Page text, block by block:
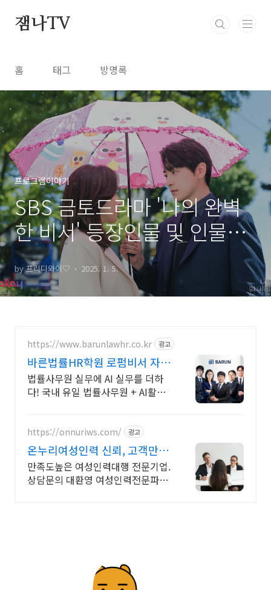
잼나TV
홈 태그 방명록
프로그램이야기
SBS 금토드라마 '나의 완벽
한 비서' 등장인물 및 인물관
계도 총정리 💕
by 프리디와이♡ 2025. 1. 5.
https://www.barunlawhr.co.kr 광고
바른법률HR학원 로펌비서 자격
증 국비과정
법률사무원 실무에 AI 실무를 더하
다! 국내 유일 법률사무원 + AI활용
https://onnuriws.com/ 광고
온누리여성인력 신뢰, 고객만
족, 서비스
만족도높은 여성인력대행 전문기업.
상담문의 대환영 여성인력전문파견